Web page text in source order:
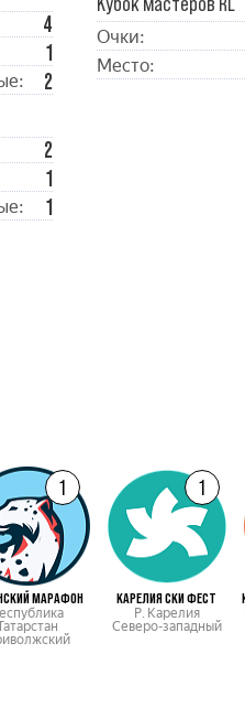
4
1
2
2
1
1
Очки:
Место:
1
МАРАФОН
1
КАРЕЛИЯ СКИ ФЕСТ
Р. Карелия
Северо-западный